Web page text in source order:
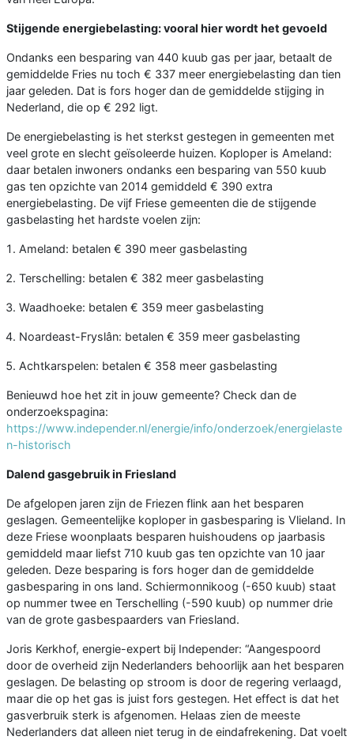
Stijgende energiebelasting: vooral hier wordt het gevoeld
Ondanks een besparing van 440 kuub gas per jaar, betaalt de
gemiddelde Fries nu toch € 337 meer energiebelasting dan tien
jaar geleden. Dat is fors hoger dan de gemiddelde stijging in
Nederland, die op € 292 ligt.
De energiebelasting is het sterkst gestegen in gemeenten met
veel grote en slecht geïsoleerde huizen. Koploper is Ameland:
daar betalen inwoners ondanks een besparing van 550 kuub
gas ten opzichte van 2014 gemiddeld € 390 extra
energiebelasting. De vijf Friese gemeenten die de stijgende
gasbelasting het hardste voelen zijn:
Ameland: betalen € 390 meer gasbelasting
Terschelling: betalen € 382 meer gasbelasting
Waadhoeke: betalen € 359 meer gasbelasting
Noardeast-Fryslân: betalen € 359 meer gasbelasting
Achtkarspelen: betalen € 358 meer gasbelasting
Benieuwd hoe het zit in jouw gemeente? Check dan de
onderzoekspagina:
https://www.independer.nl/energie/info/onderzoek/energielaste
n-historisch
Dalend gasgebruik in Friesland
De afgelopen jaren zijn de Friezen flink aan het besparen
geslagen. Gemeentelijke koploper in gasbesparing is Vlieland. In
deze Friese woonplaats besparen huishoudens op jaarbasis
gemiddeld maar liefst 710 kuub gas ten opzichte van 10 jaar
geleden. Deze besparing is fors hoger dan de gemiddelde
gasbesparing in ons land. Schiermonnikoog (-650 kuub) staat
op nummer twee en Terschelling (-590 kuub) op nummer drie
van de grote gasbespaarders van Friesland.
Joris Kerkhof, energie-expert bij Independer: “Aangespoord
door de overheid zijn Nederlanders behoorlijk aan het besparen
geslagen. De belasting op stroom is door de regering verlaagd,
maar die op het gas is juist fors gestegen. Het effect is dat het
gasverbruik sterk is afgenomen. Helaas zien de meeste
Nederlanders dat alleen niet terug in de eindafrekening. Dat voelt